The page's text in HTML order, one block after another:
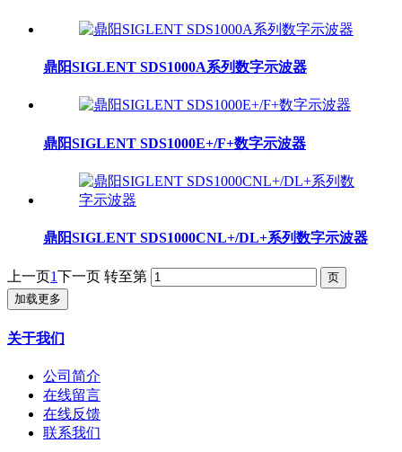
鼎阳SIGLENT SDS1000A系列数字示波器
鼎阳SIGLENT SDS1000E+/F+数字示波器
鼎阳SIGLENT SDS1000CNL+/DL+系列数字示波器
上一页1下一页 转至第
加载更多
关于我们
公司简介
在线留言
在线反馈
联系我们